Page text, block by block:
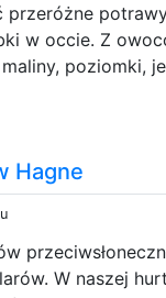
w occie. Z
poziomki,
Hagne
W naszej